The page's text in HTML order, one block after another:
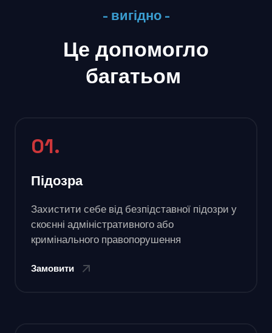
- вигідно -
Це допомогло
багатьом
01.
Підозра
Захистити себе від безпідставної підозри у
скоєнні адміністративного або
кримінального правопорушення
Замовити